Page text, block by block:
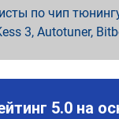
по чип
3, Autotuner,
5.0 на